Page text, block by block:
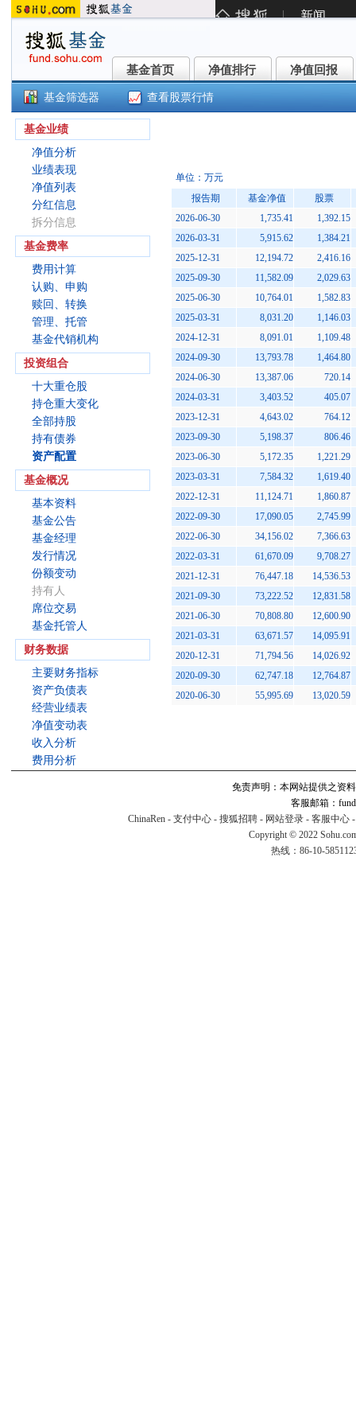
基金首页
基金首页 净值排行
净值排行 净值回报
净值回报
基金筛选器 查看股票行情
基金业绩
净值分析
业绩表现
净值列表
分红信息
拆分信息
基金费率
费用计算
认购、申购
赎回、转换
管理、托管
基金代销机构
投资组合
十大重仓股
持仓重大变化
全部持股
持有债券
资产配置
基金概况
基本资料
基金公告
基金经理
发行情况
份额变动
持有人
席位交易
基金托管人
财务数据
主要财务指标
资产负债表
经营业绩表
净值变动表
收入分析
费用分析
单位：万元
报告期
基金净值
股票
2026-06-30
1,735.41
1,392.15
2026-03-31
5,915.62
1,384.21
2025-12-31
12,194.72
2,416.16
2025-09-30
11,582.09
2,029.63
2025-06-30
10,764.01
1,582.83
2025-03-31
8,031.20
1,146.03
2024-12-31
8,091.01
1,109.48
2024-09-30
13,793.78
1,464.80
2024-06-30
13,387.06
720.14
2024-03-31
3,403.52
405.07
2023-12-31
4,643.02
764.12
2023-09-30
5,198.37
806.46
2023-06-30
5,172.35
1,221.29
2023-03-31
7,584.32
1,619.40
2022-12-31
11,124.71
1,860.87
2022-09-30
17,090.05
2,745.99
2022-06-30
34,156.02
7,366.63
2022-03-31
61,670.09
9,708.27
2021-12-31
76,447.18
14,536.53
2021-09-30
73,222.52
12,831.58
2021-06-30
70,808.80
12,600.90
2021-03-31
63,671.57
14,095.91
2020-12-31
71,794.56
14,026.92
2020-09-30
62,747.18
12,764.87
2020-06-30
55,995.69 13,020.59
免责声明：本网站提供之资
客服邮箱：
ChinaRen - 支付中心 - 搜狐招聘 - 网站登录 - 客服中心
Copyright © 2022
热线：86-10-